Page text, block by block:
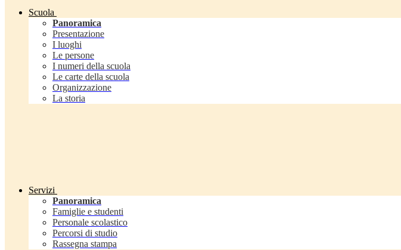
Scuola
Panoramica
Presentazione
I luoghi
Le persone
I numeri della scuola
Le carte della scuola
Organizzazione
La storia
Servizi
Panoramica
Famiglie e studenti
Personale scolastico
Percorsi di studio
Rassegna stampa